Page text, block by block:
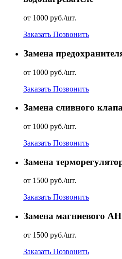
от 1000 руб./шт.
Заказать Позвонить
Замена
от 1000 руб./шт.
Заказать Позвонить
Замена сливного
от 1000 руб./шт.
Заказать Позвонить
Замена
от 1500 руб./шт.
Заказать Позвонить
Замена магниевого
от 1500 руб./шт.
Заказать Позвонить